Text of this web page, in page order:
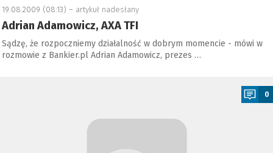
19.08.2009 (08:13) – artykuł nadesłany
Adrian Adamowicz, AXA TFI
Sądzę, że rozpoczniemy działalność w dobrym momencie - mówi w
rozmowie z Bankier.pl Adrian Adamowicz, prezes …
0